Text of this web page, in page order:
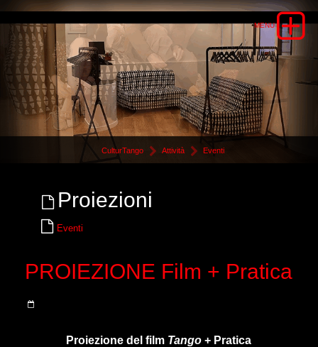
CulturTango Attività Eventi
Proiezioni
Eventi
PROIEZIONE Film + Pratica
Proiezione del film Tango + Pratica